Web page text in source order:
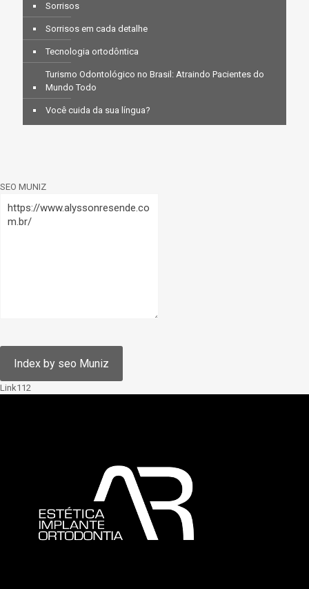
Sorrisos
Sorrisos em cada detalhe
Tecnologia ortodôntica
Turismo Odontológico no Brasil: Atraindo Pacientes do
Mundo Todo
Você cuida da sua língua?
SEO MUNIZ
Link112